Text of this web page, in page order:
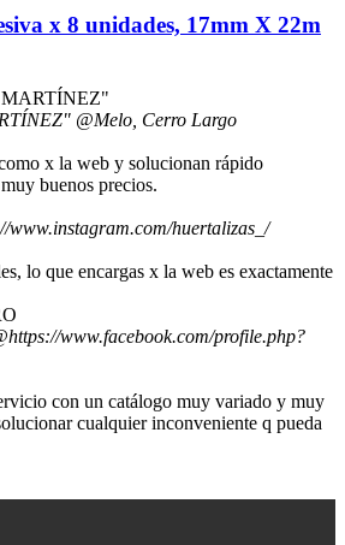
x 8 unidades, 17mm X 22m
@Melo, Cerro Largo
x la web y solucionan rápido
buenos precios.
www.instagram.com/huertalizas_/
lo que encargas x la web es exactamente
www.facebook.com/profile.php?
con un catálogo muy variado y muy
cualquier inconveniente q pueda